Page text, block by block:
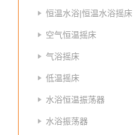
恒温水浴|恒温水浴摇床
空气恒温摇床
气浴摇床
低温摇床
水浴恒温振荡器
水浴振荡器